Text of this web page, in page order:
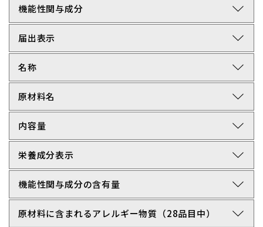
機能性関与成分 arrow_forward_ios
届出表示 arrow_forward_ios
名称 arrow_forward_ios
原材料名 arrow_forward_ios
内容量 arrow_forward_ios
栄養成分表示 arrow_forward_ios
機能性関与成分の含有量 arrow_forward_ios
原材料に含まれるアレルギー物質（28品目中） arrow_forward_ios